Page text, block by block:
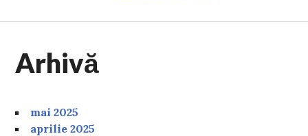
Arhivă
mai 2025
aprilie 2025